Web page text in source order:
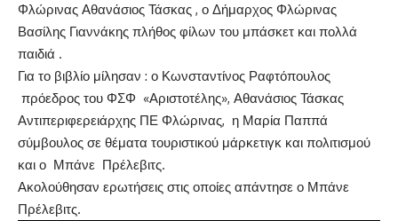
Φλώρινας Αθανάσιος Τάσκας , ο Δήμαρχος Φλώρινας
Βασίλης Γιαννάκης πλήθος φίλων του μπάσκετ και πολλά
παιδιά .
Για το βιβλίο μίλησαν : ο Κωνσταντίνος Ραφτόπουλος
πρόεδρος του ΦΣΦ «Αριστοτέλης», Αθανάσιος Τάσκας
Αντιπεριφερειάρχης ΠΕ Φλώρινας, η Μαρία Παππά
σύμβουλος σε θέματα τουριστικού μάρκετιγκ και πολιτισμού
και ο Μπάνε Πρέλεβιτς.
Ακολούθησαν ερωτήσεις στις οποίες απάντησε ο Μπάνε
Πρέλεβιτς.